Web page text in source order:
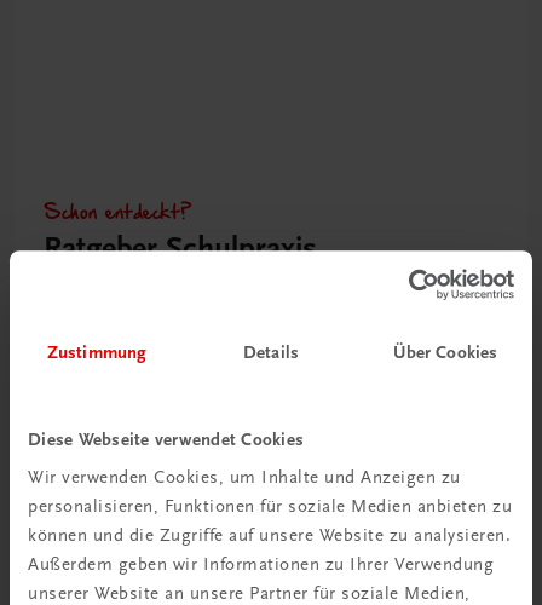
Zustimmung Details Über Cookies
Diese Webseite verwendet Cookies
Wir verwenden Cookies, um Inhalte und Anzeigen zu
personalisieren, Funktionen für soziale Medien anbieten zu
können und die Zugriffe auf unsere Website zu analysieren.
Außerdem geben wir Informationen zu Ihrer Verwendung
unserer Website an unsere Partner für soziale Medien,
Schon entdeckt?
Ratgeber Schulpraxis